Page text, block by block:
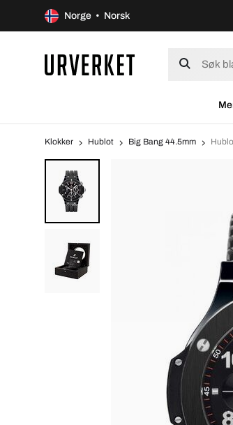
Norge • Norsk
Klokker Hublot Big Bang 44.5mm